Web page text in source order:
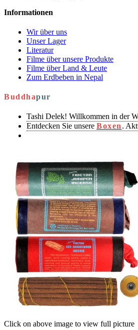
Informationen
Wir über uns
Unser Lager
Literatur
Filme über unsere Produkte
Filme über Land & Leute
Zum Erdbeben in Nepal
Buddhapur
Tashi Delek! Willkommen in der
Entdecken Sie unsere Boxen .
Click on above image to view full picture